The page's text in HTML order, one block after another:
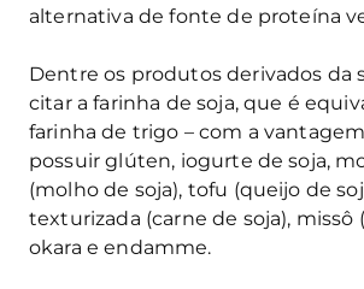
alternativa de fonte de proteína
Dentre os produtos derivados da
citar a farinha de soja, que é
farinha de trigo – com a
possuir glúten, iogurte de soja,
(molho de soja), tofu (queijo de
texturizada (carne de soja), missô
okara e endamme.